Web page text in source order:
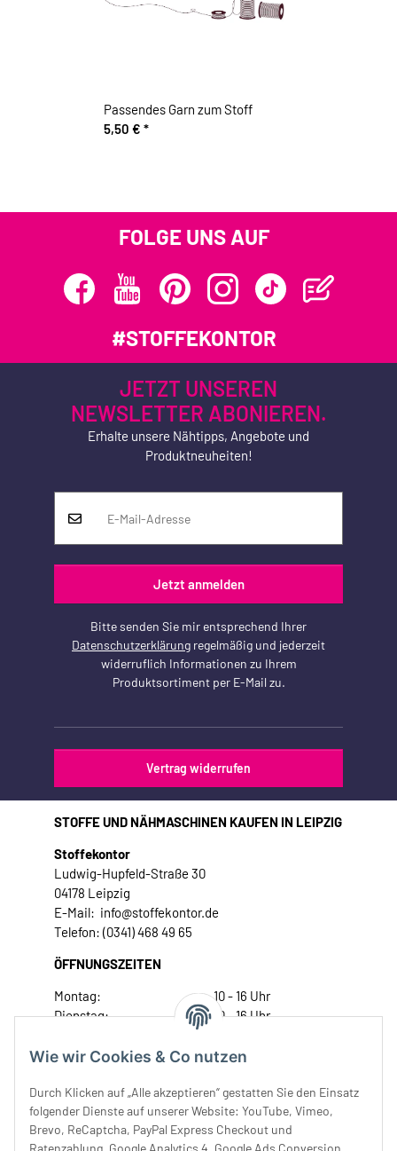
Wie wir Cookies & Co nutzen
Durch Klicken auf „Alle akzeptieren“ gestatten Sie den Einsatz
folgender Dienste auf unserer Website: YouTube, Vimeo,
Brevo, ReCaptcha, PayPal Express Checkout und
Passendes Garn zum Stoff
5,50 € *
FOLGE UNS AUF
#STOFFEKONTOR
JETZT UNSEREN
NEWSLETTER ABONIEREN.
Erhalte unsere Nähtipps, Angebote und
Produktneuheiten!
Jetzt anmelden
Bitte senden Sie mir entsprechend Ihrer
Datenschutzerklärung regelmäßig und jederzeit
widerruflich Informationen zu Ihrem
Produktsortiment per E-Mail zu.
Vertrag widerrufen
STOFFE UND NÄHMASCHINEN KAUFEN IN LEIPZIG
Stoffekontor
Ludwig-Hupfeld-Straße 30
04178 Leipzig
E-Mail: info@stoffekontor.de
Telefon: (0341) 468 49 65
ÖFFNUNGSZEITEN
Montag:
10 - 16 Uhr
Dienstag:
10 - 16 Uhr
Donnerstag:
10 - 18 Uhr
Samstag:
10 - 14 Uhr
Unser Service